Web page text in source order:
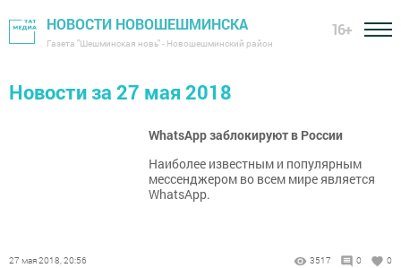
НОВОСТИ НОВОШЕШМИНСКА
Газета "Шешминская новь" - Новошешминский район
16+
Новости за 27 мая 2018
WhatsApp заблокируют в России
Наиболее известным и популярным
мессенджером во всем мире является
WhatsApp.
27 мая 2018, 20:56 3517 0 0